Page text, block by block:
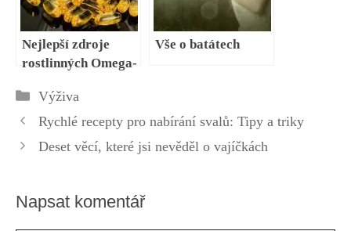
Nejlepší zdroje
rostlinných Omega-
pro lidi, kteří nejí
ryby
Vše o batátech
Rubriky
Výživa
Rychlé recepty pro nabírání svalů: Tipy a triky
Deset věcí, které jsi nevěděl o vajíčkách
Napsat komentář